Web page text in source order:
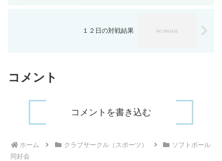
１２日の対戦結果
コメント
コメントを書き込む
ホーム クラブサークル（スポーツ）
ソフトボール
同好会